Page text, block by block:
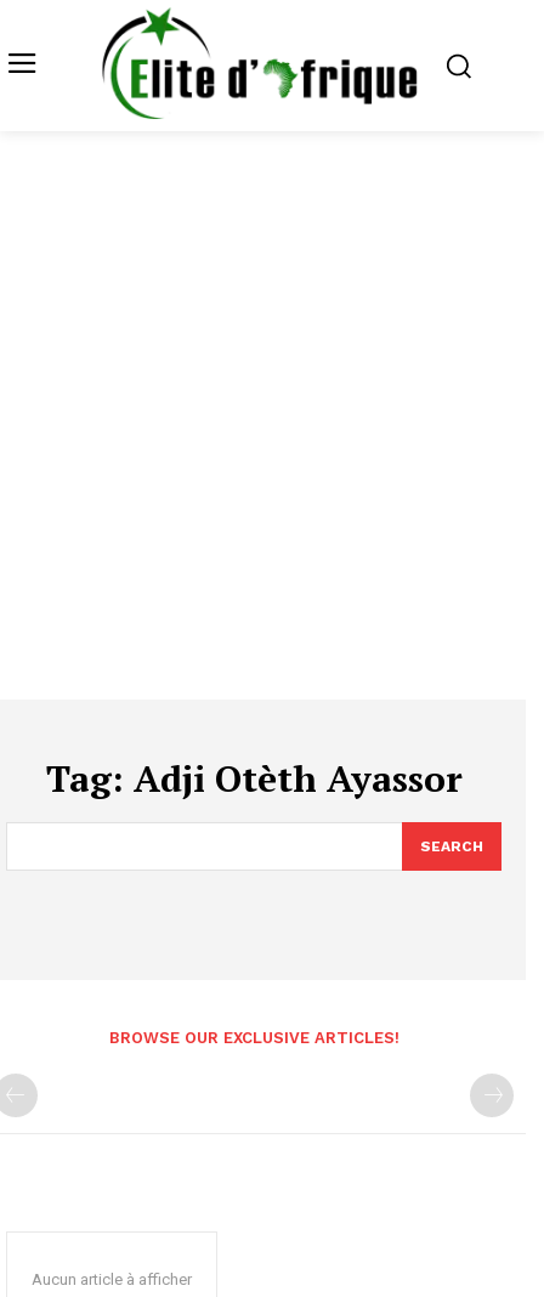
Tag: Adji Otèth Ayassor
SEARCH
BROWSE OUR EXCLUSIVE ARTICLES!
Aucun article à afficher